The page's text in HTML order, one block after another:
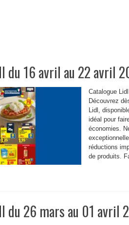
du 16 avril au 22 avril
Catalogue
Découvrez
Lidl,
idéal pour
économies.
réductions
de produits.
du 26 mars au 01 avril